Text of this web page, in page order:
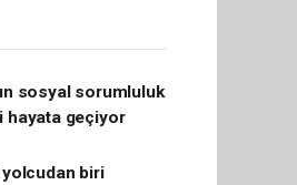
sosyal sorumluluk
hayata geçiyor
yolcudan biri